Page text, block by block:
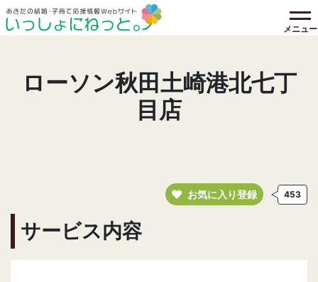
メニュー
ローソン秋田土崎港北七丁
目店
お気に入り登録 453
サービス内容